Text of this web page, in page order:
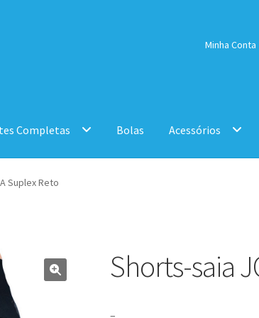
Minha Conta
Completas Bolas Acessórios
Suplex Reto
Shorts-saia
–